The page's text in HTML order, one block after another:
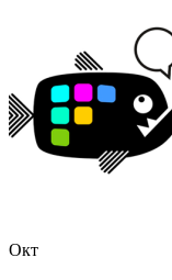
Окт